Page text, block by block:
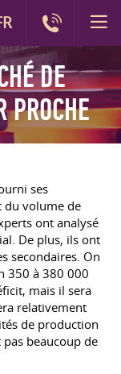
DE
PROCHE
ses
du volume de
ont analysé
De plus, ils ont
secondaires. On
350 à 380 000
mais il sera
relativement
de production
beaucoup de